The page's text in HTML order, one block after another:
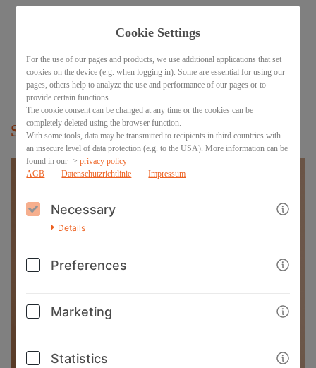
<< ZURÜCK ZU
ALEXANDRA
Spirit Light® Heal yourself
Cookie Settings
For the use of our pages and products, we use additional applications that set
cookies on the device (e.g. when logging in). Some are essential for using our
pages, others help to analyze the use and performance of our pages or to
provide certain functions.
The cookie consent can be changed at any time or the cookies can be
completely deleted using the browser function.
With some tools, data may be transmitted to recipients in third countries with
an insecure level of data protection (e.g. to the USA). More information can be
found in our ->privacy policy
AGB
Datenschutzrichtlinie Impressum
Necessary
Details
Preferences
Marketing
Statistics